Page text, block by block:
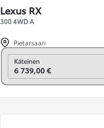
Lexus RX
300 4WD A
Pietarsaari
Vaihda rahoitukseen
Käteinen
6 739,00 €